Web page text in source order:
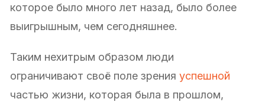
которое было много лет назад, было более
выигрышным, чем сегодняшнее.
Таким нехитрым образом люди
ограничивают своё поле зрения успешной
частью жизни, которая была в прошлом,